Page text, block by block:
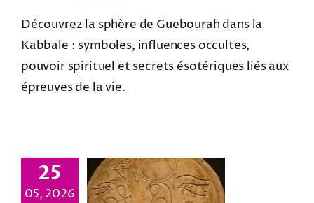
Découvrez la sphère de Guebourah dans la
Kabbale : symboles, influences occultes,
pouvoir spirituel et secrets ésotériques liés aux
épreuves de la vie.
25
05, 2026